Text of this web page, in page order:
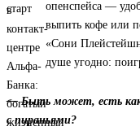
опенспейса —
выпить кофе или
«Сони
душе угодно:
— Быть может, есть
с пираньями?